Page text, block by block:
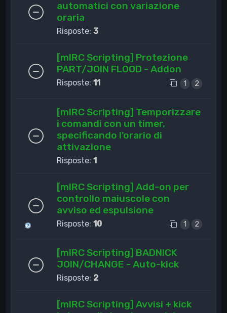
automatici con variazione
oraria
Risposte:3
[mIRC Scripting] Protezione
PART/JOIN FLOOD - Addon
Risposte:11 1 2
[mIRC Scripting] Temporizzare
i comandi con un timer,
specificando l'orario di
attivazione
Risposte:1
[mIRC Scripting] Add-on per
controllo maiuscole con
avviso ed espulsione
Risposte:10 1 2
[mIRC Scripting] BADNICK
JOIN/CHANGE - Auto-kick
Risposte: 2
[mIRC Scripting] Avvisi + kick